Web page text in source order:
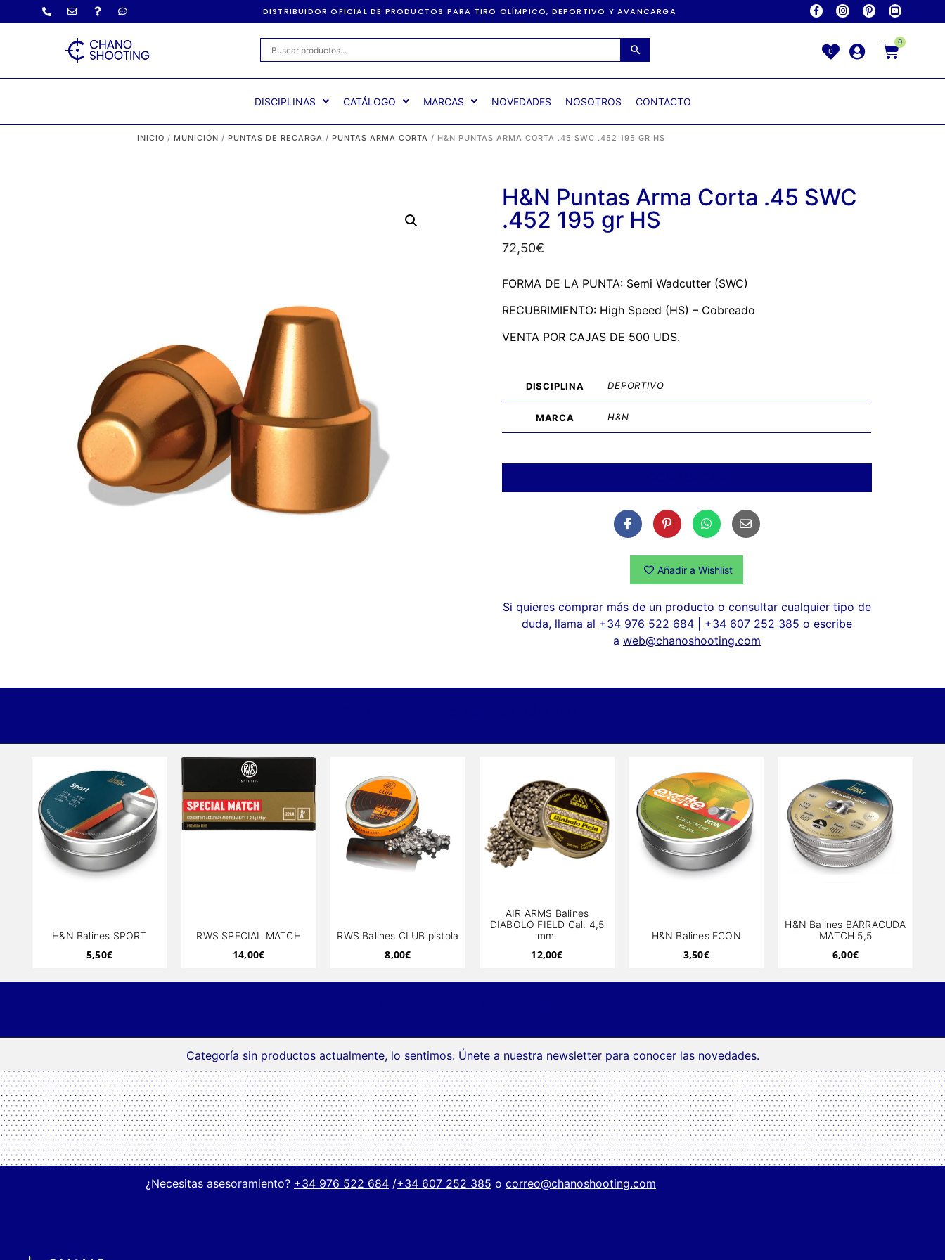
DISTRIBUIDOR OFICIAL DE PRODUCTOS PARA TIRO OLÍMPICO, DEPORTIVO Y AVANCARGA
0
0
DISCIPLINAS CATÁLOGO MARCAS NOVEDADES NOSOTROS CONTACTO
INICIO / MUNICIÓN / PUNTAS DE RECARGA / PUNTAS ARMA CORTA / H&N PUNTAS ARMA CORTA .45 SWC .452 195 GR HS
H&N Puntas Arma Corta .45 SWC
.452 195 gr HS
72,50€
FORMA DE LA PUNTA: Semi Wadcutter (SWC)
RECUBRIMIENTO: High Speed (HS) – Cobreado
VENTA POR CAJAS DE 500 UDS.
DISCIPLINA DEPORTIVO
MARCA H&N
Añadir a Wishlist
Si quieres comprar más de un producto o consultar cualquier tipo de
duda, llama al +34 976 522 684| +34 607 252 385 o escribe
a web@chanoshooting.com
H&N Balines SPORT
5,50€
RWS SPECIAL MATCH
14,00€
RWS Balines CLUB pistola
8,00€
AIR ARMS Balines
DIABOLO FIELD Cal. 4,5
mm.
12,00€
H&N Balines ECON
3,50€
H&N Balines BARRACUDA
MATCH 5,5
6,00€
Categoría sin productos actualmente, lo sentimos. Únete a nuestra newsletter para conocer las novedades.
¿Necesitas asesoramiento? +34 976 522 684 /+34 607 252 385 o correo@chanoshooting.com